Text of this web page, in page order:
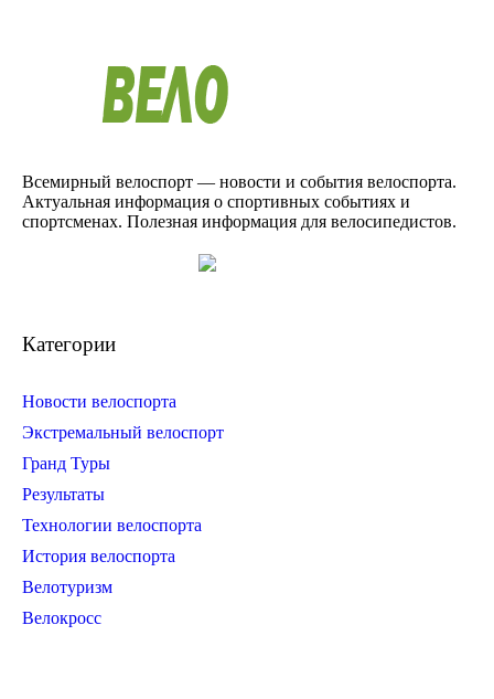
Всемирный велоспорт — новости и события велоспорта.
Актуальная информация о спортивных событиях и
спортсменах. Полезная информация для велосипедистов.
Категории
Новости велоспорта
Экстремальный велоспорт
Гранд Туры
Результаты
Технологии велоспорта
История велоспорта
Велотуризм
Велокросс